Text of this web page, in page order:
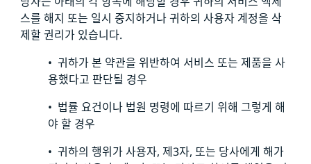
스를 해지 또는 일시 중지하거나 귀하의 사용자 계정을 삭
제할 권리가 있습니다.
• 귀하가 본 약관을 위반하여 서비스 또는 제품을 사
용했다고 판단될 경우
• 법률 요건이나 법원 명령에 따르기 위해 그렇게 해
야 할 경우
• 귀하의 행위가 사용자, 제3자, 또는 당사에게 해가